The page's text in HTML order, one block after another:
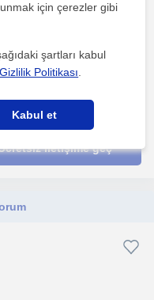
tekniklerini öğ...
iletişime geç
için çerezler gibi
şartları kabul
Gizlilik Politikası
Kabul et